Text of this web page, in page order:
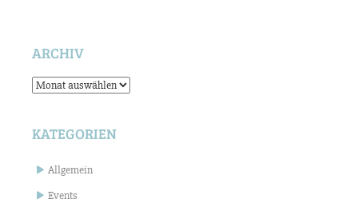
ARCHIV
Archiv
KATEGORIEN
Allgemein
Events